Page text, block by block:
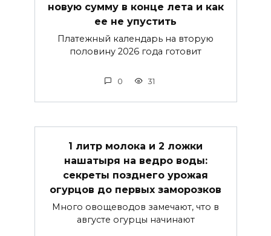
новую сумму в конце лета и как
ее не упустить
Платежный календарь на вторую
половину 2026 года готовит
0 31
1 литр молока и 2 ложки
нашатыря на ведро воды:
секреты позднего урожая
огурцов до первых заморозков
Много овощеводов замечают, что в
августе огурцы начинают